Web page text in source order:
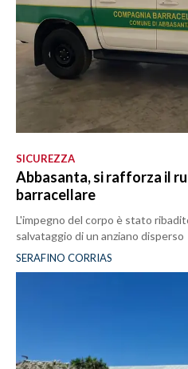
SICUREZZA
Abbasanta, si rafforza il
barracellare
L'impegno del corpo è stato
salvataggio di un anziano disperso
SERAFINO CORRIAS